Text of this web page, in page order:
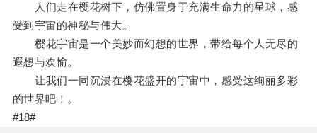
人们走在樱花树下，仿佛置身于充满生命力的星球，感
受到宇宙的神秘与伟大。
樱花宇宙是一个美妙而幻想的世界，带给每个人无尽的
遐想与欢愉。
让我们一同沉浸在樱花盛开的宇宙中，感受这绚丽多彩
的世界吧！。
#18#